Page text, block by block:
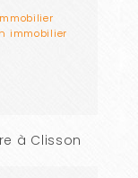
immobilier
à Clisson